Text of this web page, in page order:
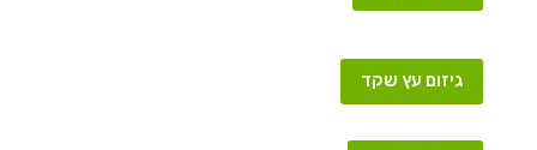
גיזום עץ שקד